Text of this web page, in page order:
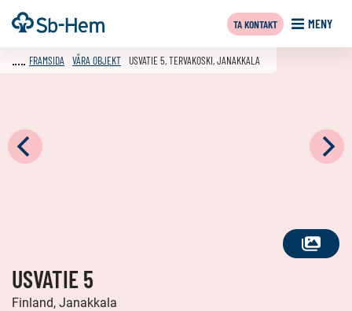
Till
innehållet
Framsida MENY
TA KONTAKT
SE
FRAMSIDA VÅRA OBJEKT USVATIE 5, TERVAKOSKI, JANAKKALA
USVATIE 5
Finland, Janakkala